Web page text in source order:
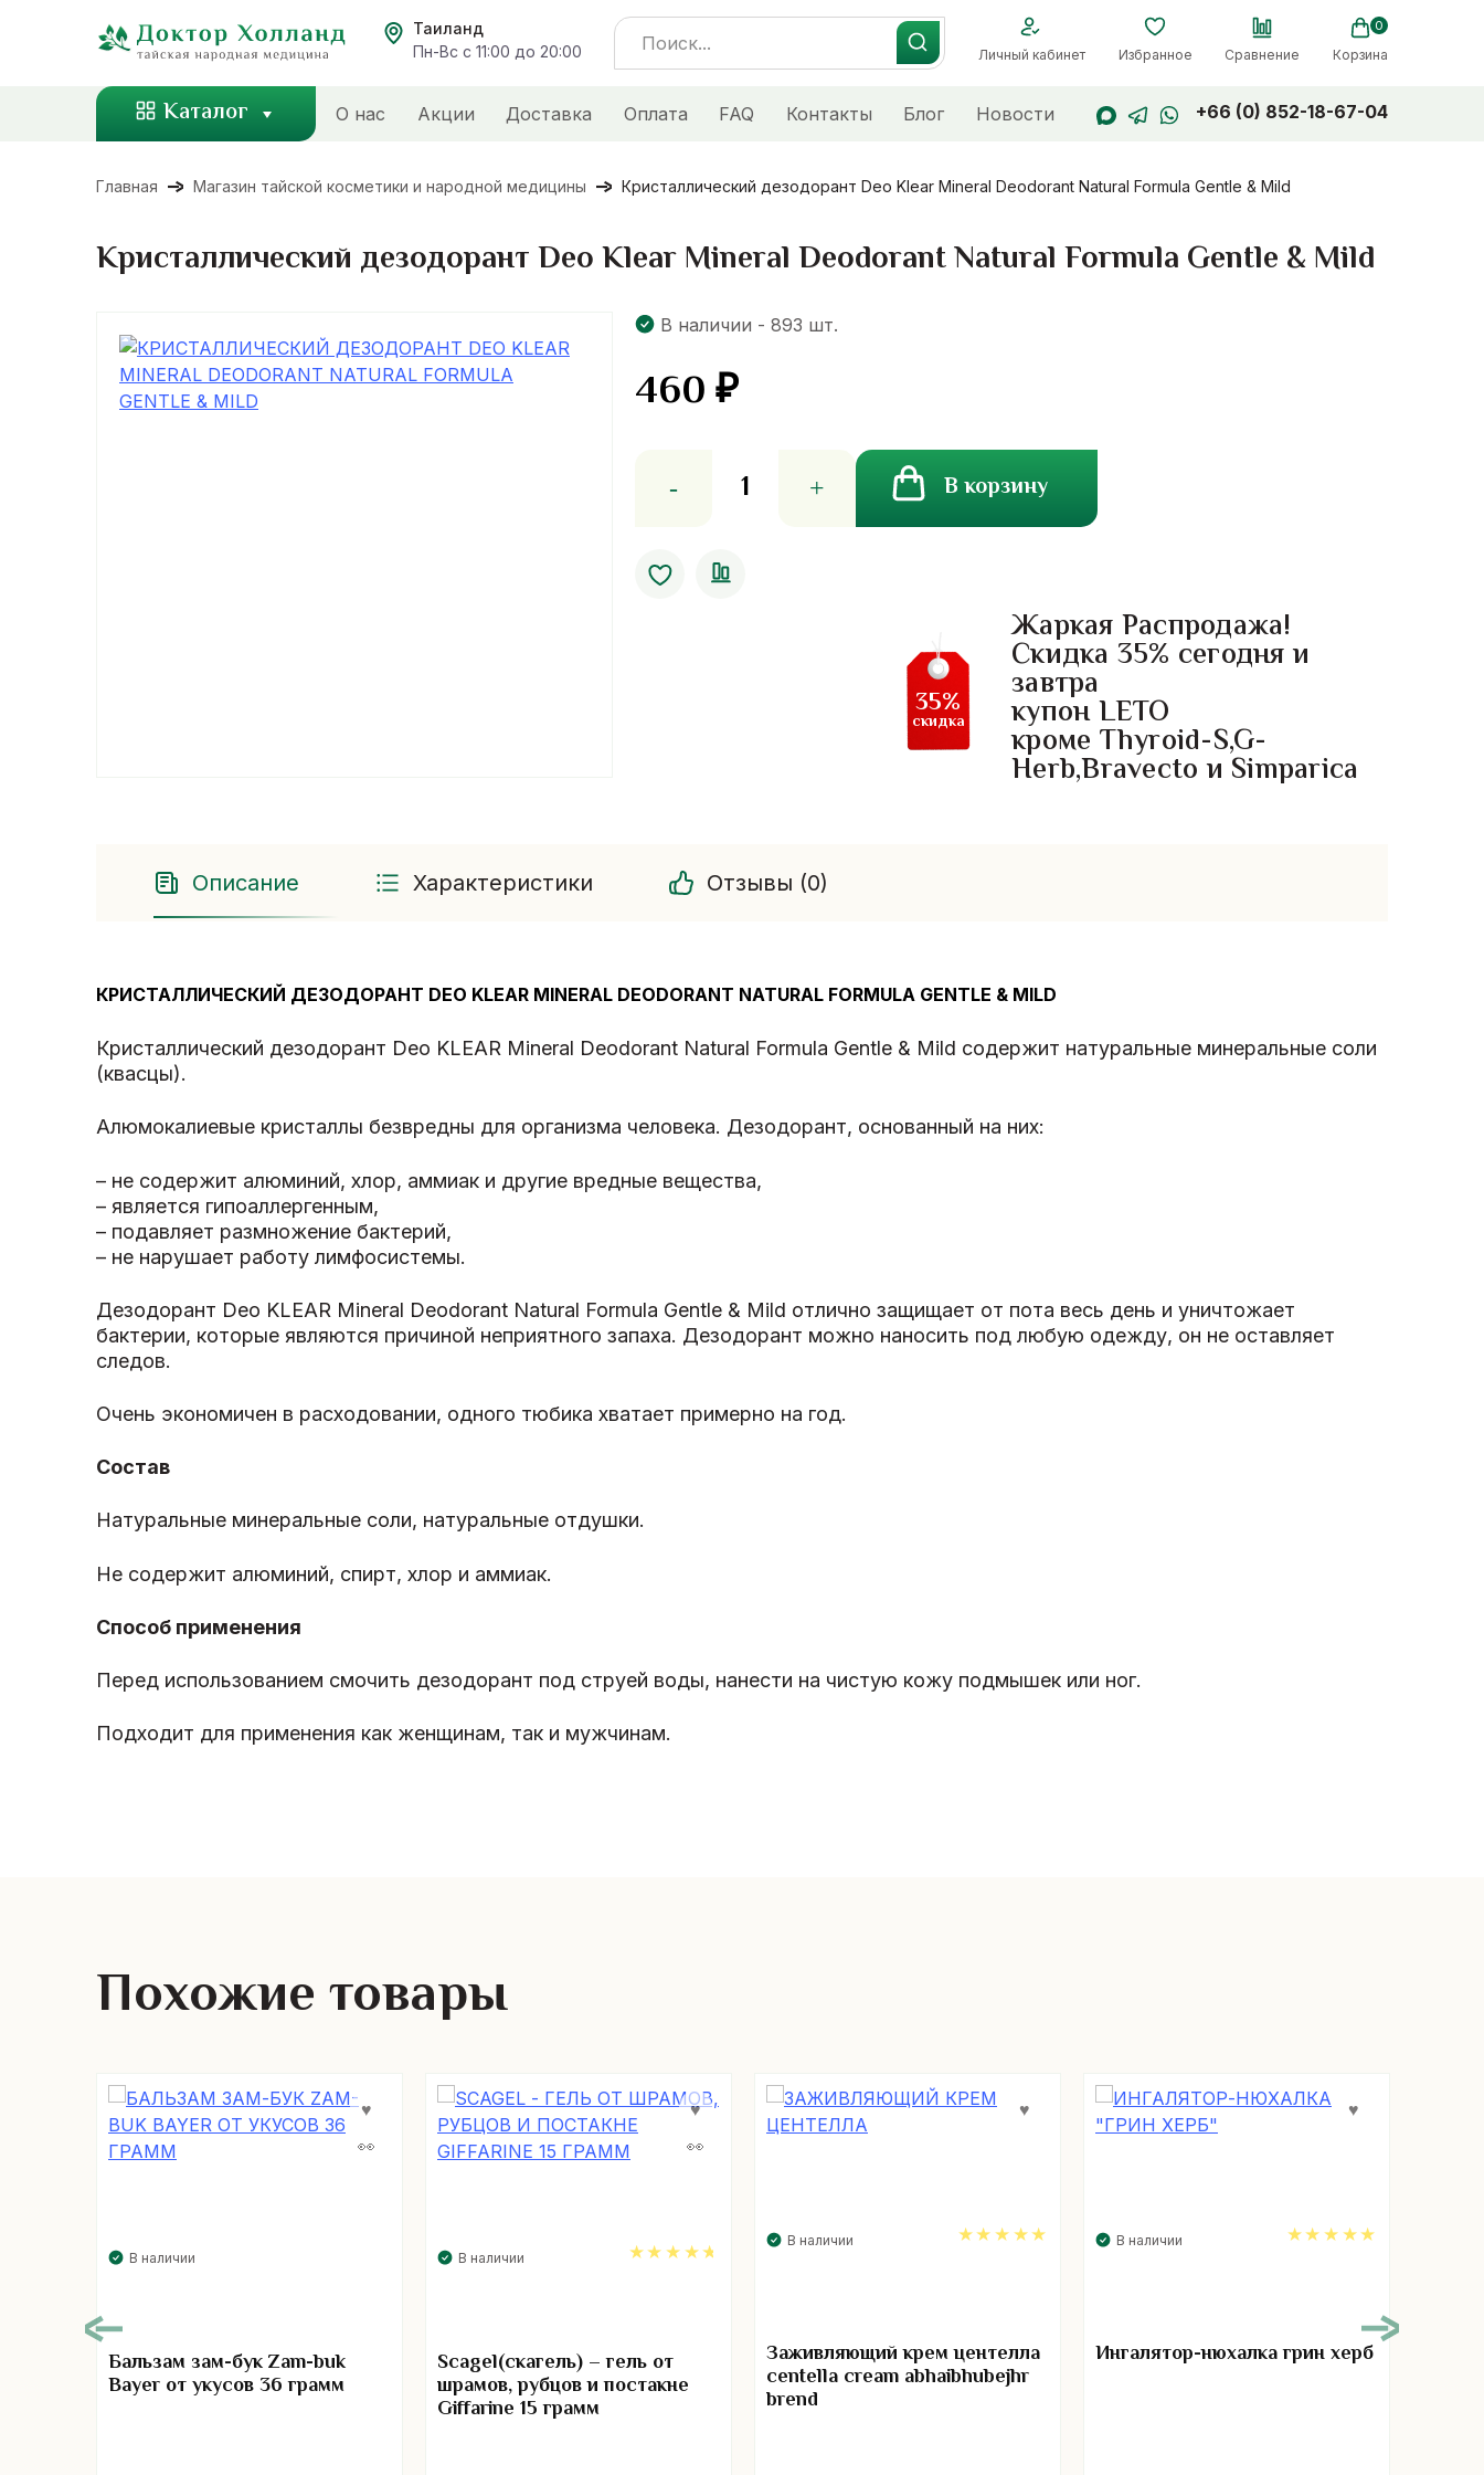
Таиланд
Пн-Вс с 11:00 до 20:00
Search
for:
Личный кабинет Избранное Сравнение
0
Корзина
Каталог О нас Акции Доставка Оплата FAQ Контакты Блог Новости +66 (0) 852-18-67-04
Главная Магазин тайской косметики и народной медицины Кристаллический дезодорант Deo Klear Mineral Deodorant Natural Formula Gentle & Mild
Кристаллический дезодорант Deo Klear Mineral Deodorant Natural Formula Gentle & Mild
В наличии - 893 шт.
460₽
товара
Deo
В корзину
Жаркая Распродажа!
Скидка 35% сегодня и
завтра
купон LETO
кроме Thyroid-S,G-
Herb,Bravecto и Simparica
35%
скидка
Описание Характеристики Отзывы (0)
КРИСТАЛЛИЧЕСКИЙ ДЕЗОДОРАНТ DEO KLEAR MINERAL DEODORANT NATURAL FORMULA GENTLE & MILD
Кристаллический дезодорант Deo KLEAR Mineral Deodorant Natural Formula Gentle & Mild содержит натуральные минеральные соли
(квасцы).
Алюмокалиевые кристаллы безвредны для организма человека. Дезодорант, основанный на них:
– не содержит алюминий, хлор, аммиак и другие вредные вещества,
– является гипоаллергенным,
– подавляет размножение бактерий,
– не нарушает работу лимфосистемы.
Дезодорант Deo KLEAR Mineral Deodorant Natural Formula Gentle & Mild отлично защищает от пота весь день и уничтожает
бактерии, которые являются причиной неприятного запаха. Дезодорант можно наносить под любую одежду, он не оставляет
следов.
Очень экономичен в расходовании, одного тюбика хватает примерно на год.
Состав
Натуральные минеральные соли, натуральные отдушки.
Не содержит алюминий, спирт, хлор и аммиак.
Способ применения
Перед использованием смочить дезодорант под струей воды, нанести на чистую кожу подмышек или ног.
Подходит для применения как женщинам, так и мужчинам.
Похожие товары
В наличии
Бальзам зам-бук Zam-buk
Bayer от укусов 36 грамм
В наличии
Scagel(скагель) – гель от
шрамов, рубцов и постакне
Giffarine 15 грамм
В наличии
Заживляющий крем центелла
centella cream abhaibhubejhr
brend
В наличии
Ингалятор-нюхалка грин херб